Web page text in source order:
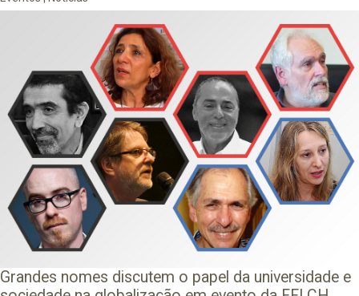
Grandes nomes discutem o papel da universidade e